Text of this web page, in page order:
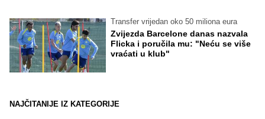
Transfer vrijedan oko 50 miliona eura
Zvijezda Barcelone danas nazvala
Flicka i poručila mu: "Neću se više
vraćati u klub"
NAJČITANIJE IZ KATEGORIJE